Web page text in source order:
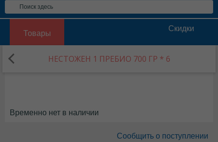
Товары
Скидки
НЕСТОЖЕН 1 ПРЕБИО 700 ГР * 6
Временно нет в наличии
Сообщить о поступлении